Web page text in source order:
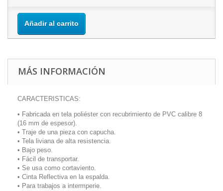
Añadir al carrito
MÁS INFORMACIÓN
CARACTERISTICAS:
• Fabricada en tela poliéster con recubrimiento de PVC calibre 8
(16 mm de espesor).
• Traje de una pieza con capucha.
• Tela liviana de alta resistencia.
• Bajo peso.
• Fácil de transportar.
• Se usa como cortaviento.
• Cinta Reflectiva en la espalda.
• Para trabajos a intermperie.